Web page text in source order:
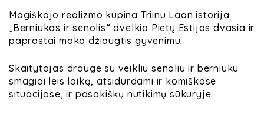
Magiškojo realizmo kupina Triinu Laan istorija
„Berniukas ir senolis“ dvelkia Pietų Estijos dvasia ir
paprastai moko džiaugtis gyvenimu.
Skaitytojas drauge su veikliu senoliu ir berniuku
smagiai leis laiką, atsidurdami ir komiškose
situacijose, ir pasakiškų nutikimų sūkuryje.